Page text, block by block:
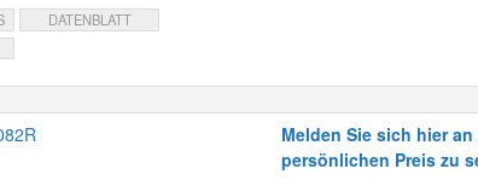
DATENBLATT
Melden Sie sich hier an
persönlichen Preis zu